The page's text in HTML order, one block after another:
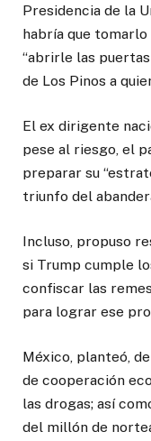
Presidencia de la
habría que tomarlo
“abrirle las
de Los Pinos a
El ex dirigente
pese al riesgo, el
preparar su
triunfo del
Incluso, propuso
si Trump cumple
confiscar las
para lograr ese
México, planteó,
de cooperación
las drogas; así
del millón de